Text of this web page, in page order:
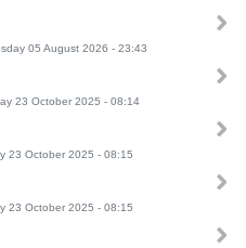
05 August 2026 - 23:43
23 October 2025 - 08:14
23 October 2025 - 08:15
23 October 2025 - 08:15